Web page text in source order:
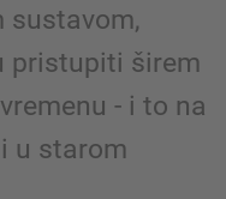
sustavom,
pristupiti širem
- i to na
u starom